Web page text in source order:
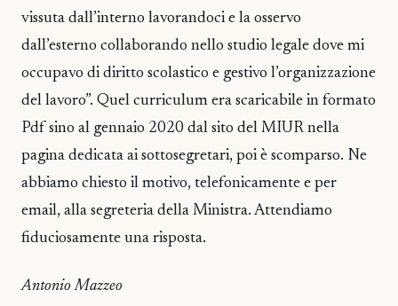
vissuta dall’interno lavorandoci e la osservo
dall’esterno collaborando nello studio legale dove mi
occupavo di diritto scolastico e gestivo l’organizzazione
del lavoro”. Quel curriculum era scaricabile in formato
Pdf sino al gennaio 2020 dal sito del MIUR nella
pagina dedicata ai sottosegretari, poi è scomparso. Ne
abbiamo chiesto il motivo, telefonicamente e per
email, alla segreteria della Ministra. Attendiamo
fiduciosamente una risposta.
Antonio Mazzeo